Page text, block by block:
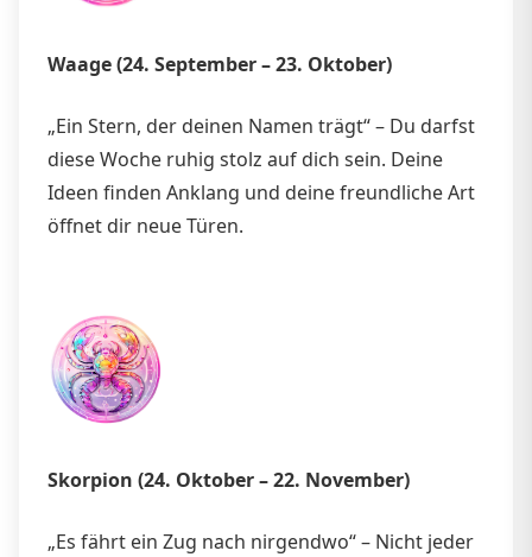
Waage (24. September – 23. Oktober)
„Ein Stern, der deinen Namen trägt“ – Du darfst
diese Woche ruhig stolz auf dich sein. Deine
Ideen finden Anklang und deine freundliche Art
öffnet dir neue Türen.
Skorpion (24. Oktober – 22. November)
„Es fährt ein Zug nach nirgendwo“ – Nicht jeder